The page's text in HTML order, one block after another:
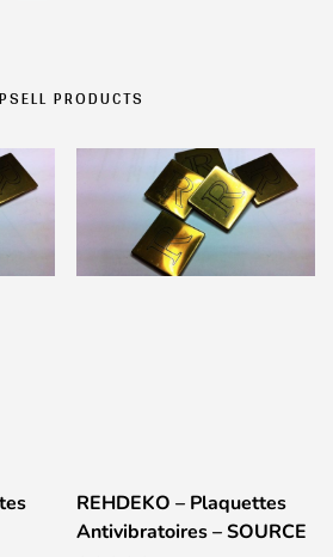
PRODUCTS
REHDEKO – Plaquettes
Antivibratoires – SOURCE